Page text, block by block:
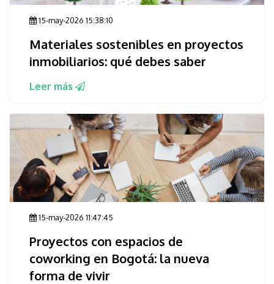
15-may-2026 15:38:10
Materiales sostenibles en proyectos
inmobiliarios: qué debes saber
Leer más
15-may-2026 11:47:45
Proyectos con espacios de
coworking en Bogotá: la nueva
forma de vivir